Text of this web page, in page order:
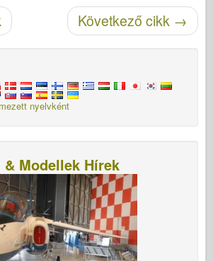
Következő cikk →
nyelvként
& Modellek Hírek